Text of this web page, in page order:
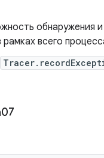
обнаружения
рамках всего